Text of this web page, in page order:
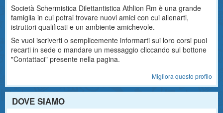
Società Schermistica Dilettantistica Athlion Rm è una grande
famiglia in cui potrai trovare nuovi amici con cui allenarti,
istruttori qualificati e un ambiente amichevole.
Se vuoi iscriverti o semplicemente informarti sui loro corsi puoi
recarti in sede o mandare un messaggio cliccando sul bottone
"Contattaci" presente nella pagina.
Migliora questo profilo
DOVE SIAMO